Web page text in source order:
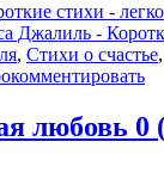
стихи -
Джалиль -
, Стихи о счастье,
любовь 0